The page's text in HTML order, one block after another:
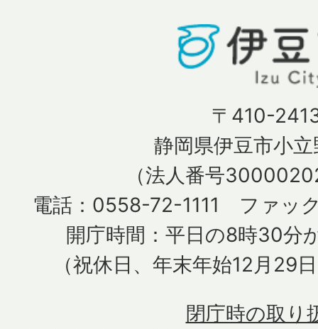
〒410-
静岡県伊豆市小
（法人番号
電話：0558-72-1111 ファッ
開庁時間：平日の8時30分
（祝休日、年末年始12月29
閉庁時の取り